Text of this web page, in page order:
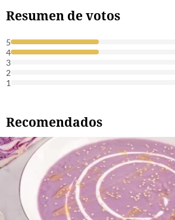
Resumen de votos
5
4
3
2
1
Recomendados